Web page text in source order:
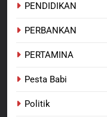
PENDIDIKAN
PERBANKAN
PERTAMINA
Pesta Babi
Politik